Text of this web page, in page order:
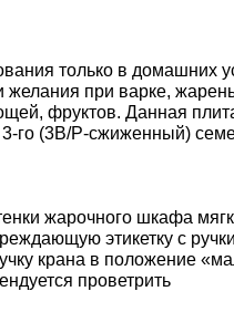
только в домашних
желания при варке,
фруктов. Данная
го (3B/P-сжиженный)
жарочного шкафа
этикетку с
крана в положение
проветрить